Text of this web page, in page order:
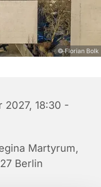
© Florian Bolk
2027, 18:30 -
Martyrum,
Berlin